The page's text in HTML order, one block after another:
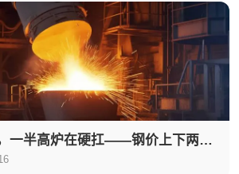
一半高炉在硬扛——钢价上下两
会吗？